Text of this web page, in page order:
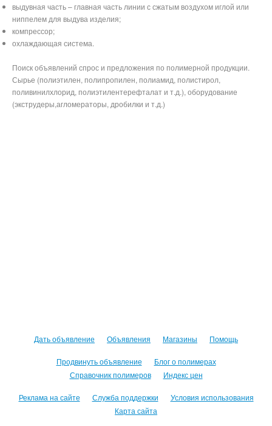
выдувная часть – главная часть линии с сжатым воздухом иглой или
ниппелем для выдува изделия;
компрессор;
охлаждающая система.
Поиск объявлений спрос и предложения по полимерной продукции.
Сырье (полиэтилен, полипропилен, полиамид, полистирол,
поливинилхлорид, полиэтилентерефталат и т.д.), оборудование
(экструдеры,агломераторы, дробилки и т.д.)
Дать объявление Объявления Магазины Помощь
Продвинуть объявление
Блог о полимерах
Справочник полимеров
Индекс цен
Реклама на сайте Служба поддержки
Условия использования
Карта сайта